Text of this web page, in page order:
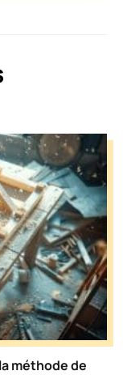
méthode de